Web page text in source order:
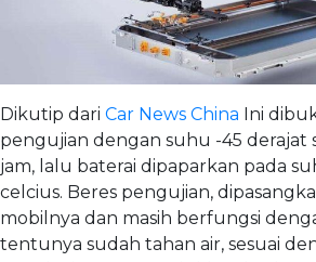
Dikutip dari Car News China Ini
pengujian dengan suhu -45 derajat
jam, lalu baterai dipaparkan pada
celcius. Beres pengujian,
mobilnya dan masih berfungsi
tentunya sudah tahan air, sesuai